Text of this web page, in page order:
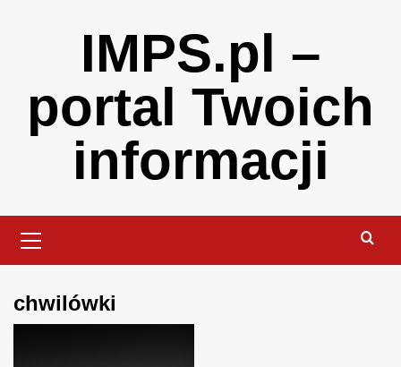
IMPS.pl –
portal Twoich
informacji
Menu
chwilówki